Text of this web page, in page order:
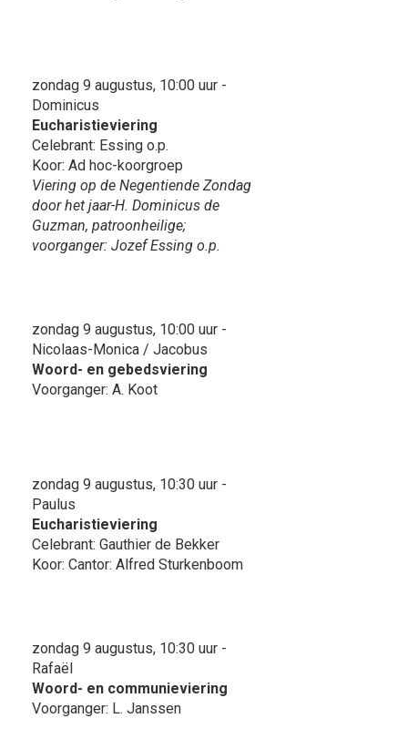
zondag 9 augustus, 10:00 uur -
Dominicus
Eucharistieviering
Celebrant: Essing o.p.
Koor: Ad hoc-koorgroep
Viering op de Negentiende Zondag
door het jaar-H. Dominicus de
Guzman, patroonheilige;
voorganger: Jozef Essing o.p.
zondag 9 augustus, 10:00 uur -
Nicolaas-Monica / Jacobus
Woord- en gebedsviering
Voorganger: A. Koot
zondag 9 augustus, 10:30 uur -
Paulus
Eucharistieviering
Celebrant: Gauthier de Bekker
Koor: Cantor: Alfred Sturkenboom
zondag 9 augustus, 10:30 uur -
Rafaël
Woord- en communieviering
Voorganger: L. Janssen